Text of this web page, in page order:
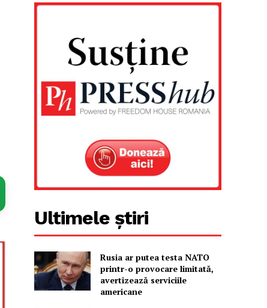
Ultimele știri
Rusia ar putea testa NATO
printr-o provocare limitată,
avertizează serviciile
americane